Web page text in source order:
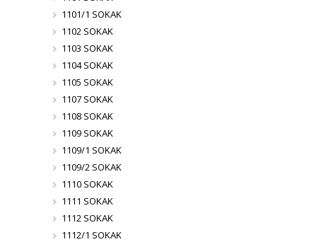
1101/1 SOKAK
1102 SOKAK
1103 SOKAK
1104 SOKAK
1105 SOKAK
1107 SOKAK
1108 SOKAK
1109 SOKAK
1109/1 SOKAK
1109/2 SOKAK
1110 SOKAK
1111 SOKAK
1112 SOKAK
1112/1 SOKAK